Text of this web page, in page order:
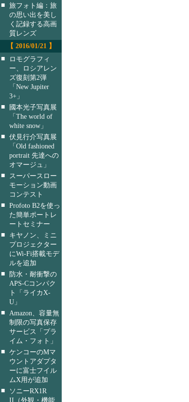
■ 旅フォト編：旅
の思い出を美し
く記録する高画
質レンズ
【 2016/01/21 】
■
ロモグラフィ
ー、ロシアレン
ズ復刻第2弾
「New Jupiter
3+」
■
國本光子写真展
「The world of
white snow」
■ 伏見行介写真展
「Old fashioned
portrait 先達への
オマージュ」
■
スーパースロー
モーション動画
コンテスト
■ Profoto B2を使っ
た簡単ポートレ
ートセミナー
■
キヤノン、ミニ
プロジェクター
にWi-Fi搭載モデ
ルを追加
■
防水・耐衝撃の
APS-Cコンパク
ト「ライカX-
U」
■
Amazon、容量無
制限の写真保存
サービス「プラ
イム・フォト」
■ ケンコーのMマ
ウントアダプタ
ーに富士フイル
ムX用が追加
■
ソニーRX1R
II（外観・機能